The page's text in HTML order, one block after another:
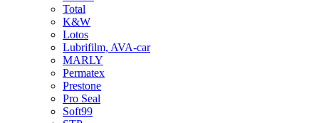
Total
K&W
Lotos
Lubrifilm, AVA-car
MARLY
Permatex
Prestone
Pro Seal
Soft99